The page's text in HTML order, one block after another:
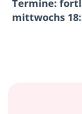
Termine:
mittwochs